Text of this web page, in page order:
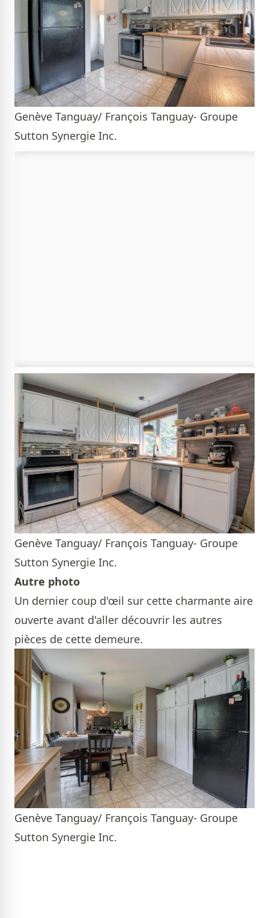
Genève Tanguay/ François Tanguay- Groupe
Sutton Synergie Inc.
Genève Tanguay/ François Tanguay- Groupe
Sutton Synergie Inc.
Autre photo
Un dernier coup d'œil sur cette charmante aire
ouverte avant d'aller découvrir les autres
pièces de cette demeure.
Genève Tanguay/ François Tanguay- Groupe
Sutton Synergie Inc.